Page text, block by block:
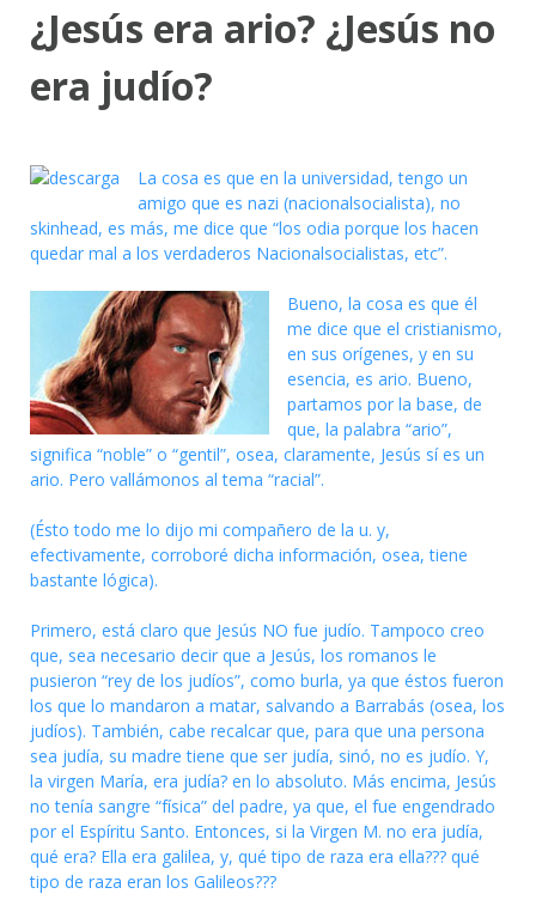
¿Jesús era ario? ¿Jesús no
era judío?
La cosa es que en la universidad, tengo un
amigo que es nazi (nacionalsocialista), no
skinhead, es más, me dice que “los odia porque los hacen
quedar mal a los verdaderos Nacionalsocialistas, etc”.
Bueno, la cosa es que él
me dice que el cristianismo,
en sus orígenes, y en su
esencia, es ario. Bueno,
partamos por la base, de
que, la palabra “ario”,
significa “noble” o “gentil”, osea, claramente, Jesús sí es un
ario. Pero vallámonos al tema “racial”.
(Ésto todo me lo dijo mi compañero de la u. y,
efectivamente, corroboré dicha información, osea, tiene
bastante lógica).
Primero, está claro que Jesús NO fue judío. Tampoco creo
que, sea necesario decir que a Jesús, los romanos le
pusieron “rey de los judíos”, como burla, ya que éstos fueron
los que lo mandaron a matar, salvando a Barrabás (osea, los
judíos). También, cabe recalcar que, para que una persona
sea judía, su madre tiene que ser judía, sinó, no es judío. Y,
la virgen María, era judía? en lo absoluto. Más encima, Jesús
no tenía sangre “física” del padre, ya que, el fue engendrado
por el Espíritu Santo. Entonces, si la Virgen M. no era judía,
qué era? Ella era galilea, y, qué tipo de raza era ella??? qué
tipo de raza eran los Galileos???